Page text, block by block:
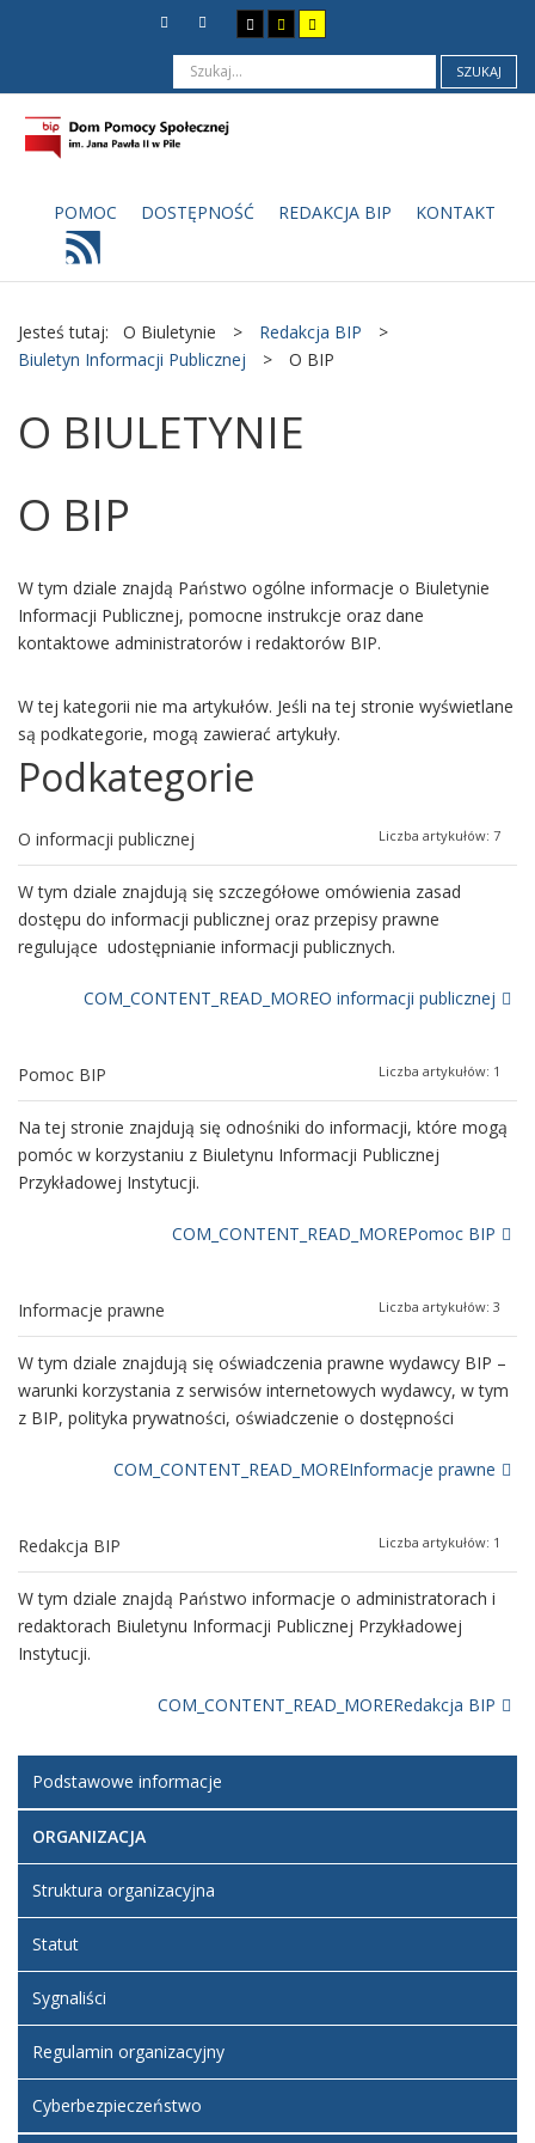
SZUKAJ
POMOC DOSTĘPNOŚĆ REDAKCJA BIP KONTAKT
Jesteś tutaj: O Biuletynie > Redakcja BIP
>
Biuletyn Informacji Publicznej
> O BIP
O BIULETYNIE
O BIP
W tym dziale znajdą Państwo ogólne informacje o Biuletynie
Informacji Publicznej, pomocne instrukcje oraz dane
kontaktowe administratorów i redaktorów BIP.
W tej kategorii nie ma artykułów. Jeśli na tej stronie wyświetlane
są podkategorie, mogą zawierać artykuły.
Podkategorie
O informacji publicznej Liczba artykułów: 7
W tym dziale znajdują się szczegółowe omówienia zasad
dostępu do informacji publicznej oraz przepisy prawne
regulujące udostępnianie informacji publicznych.
COM_CONTENT_READ_MOREO informacji publicznej
Pomoc BIP Liczba artykułów: 1
Na tej stronie znajdują się odnośniki do informacji, które mogą
pomóc w korzystaniu z Biuletynu Informacji Publicznej
Przykładowej Instytucji.
COM_CONTENT_READ_MOREPomoc BIP
Informacje prawne Liczba artykułów: 3
W tym dziale znajdują się oświadczenia prawne wydawcy BIP –
warunki korzystania z serwisów internetowych wydawcy, w tym
z BIP, polityka prywatności, oświadczenie o dostępności
COM_CONTENT_READ_MOREInformacje prawne
Redakcja BIP Liczba artykułów: 1
W tym dziale znajdą Państwo informacje o administratorach i
redaktorach Biuletynu Informacji Publicznej Przykładowej
Instytucji.
COM_CONTENT_READ_MORERedakcja BIP
Podstawowe informacje
ORGANIZACJA
Struktura organizacyjna
Statut
Sygnaliści
Regulamin organizacyjny
Cyberbezpieczeństwo